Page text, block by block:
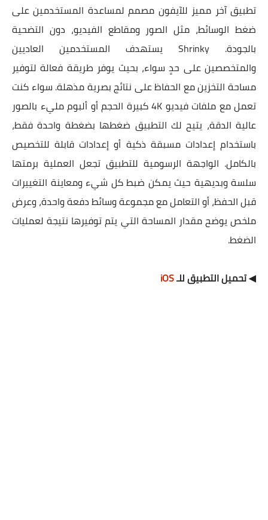
تطبيق آخر مميز للآيفون مصمم لمساعدة المستخدمين على
ضغط الوسائط، مثل الصور ومقاطع الفيديو، دون التضحية
بالجودة. Shrinky يستهدف المستخدمين العاديين
والمتخصصين على حدٍ سواء، بحيث يوفر طريقة فعالة لتوفير
مساحة التخزين مع الحفاظ على نتائج بصرية مذهلة. سواء كنت
تعمل مع ملفات فيديو 4K كبيرة الحجم أو ألبوم مليء بالصور
عالية الدقة، يتيح لك التطبيق ضغطها بضغطة واحدة فقط،
باستخدام إعدادات مسبقة ذكية أو إعدادات قابلة للتخصيص
بالكامل. الواجهة الرسومية للتطبيق تجعل العملية برمتها
سلسة وبديهية حيث يمكن ضبط كل شيء ومعاينة التغييرات
قبل الحفظ، أو التعامل مع مجموعة وسائط دفعة واحدة، وعرض
ملخص يوضح مقدار المساحة التي يتم توفيرها نتيجة لعمليات
الضغط.
◀ تحميل التطبيق للـiOS